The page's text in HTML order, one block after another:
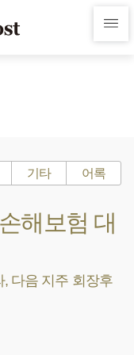
기타 어록
해보험 대
다음 지주 회장후